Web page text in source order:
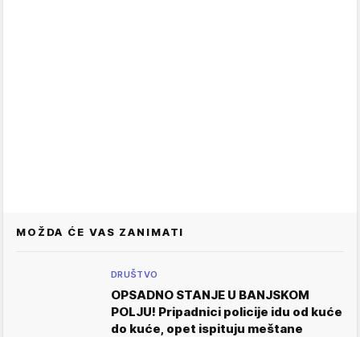
MOŽDA ĆE VAS ZANIMATI
DRUŠTVO
OPSADNO STANJE U BANJSKOM
POLJU! Pripadnici policije idu od kuće
do kuće, opet ispituju meštane